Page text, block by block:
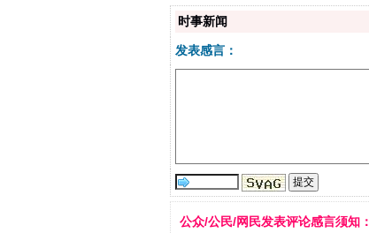
站台名比不上好声名
时事新闻
发表感言：
公众/公民/网民发表评论感言须知：